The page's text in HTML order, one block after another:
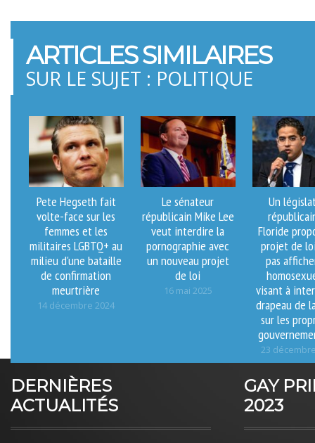
ARTICLES SIMILAIRES
SUR LE SUJET : POLITIQUE
Pete Hegseth fait
volte-face sur les
femmes et les
militaires LGBTQ+ au
milieu d'une bataille
de confirmation
meurtrière
14 décembre 2024
Le sénateur
républicain Mike Lee
veut interdire la
pornographie avec
un nouveau projet
de loi
16 mai 2025
Un
Floride
projet de
pas
visant à
drapeau de
sur les
23
DERNIÈRES
ACTUALITÉS
GAY
2023